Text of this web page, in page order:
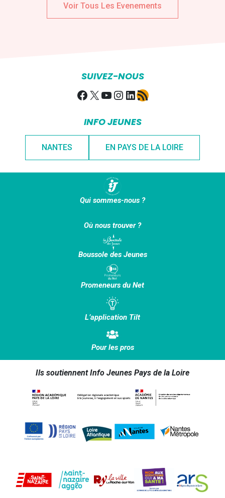
Voir Tous Les Evenements
SUIVEZ-NOUS
Facebook
X YouTube
Instagram
LinkedIn
Flux RSS
INFO JEUNES
NANTES EN PAYS DE LA LOIRE
Qui sommes-nous ?
Où nous trouver ?
Boussole des Jeunes
Promeneurs du Net
L’application Tilt
Pour les pros
Ils soutiennent Info Jeunes Pays de la Loire